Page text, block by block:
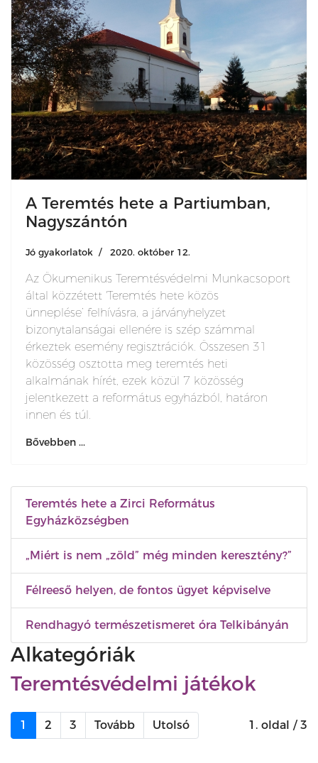
A Teremtés hete a Partiumban,
Nagyszántón
Jó gyakorlatok 2020. október 12.
Az Ökumenikus Teremtésvédelmi Munkacsoport
által közzétett 'Teremtés hete közös
ünneplése’ felhívásra, a járványhelyzet
bizonytalanságai ellenére is szép számmal
érkeztek esemény regisztrációk. Összesen 31
közösség osztotta meg teremtés heti
alkalmának hírét, ezek közül 7 közösség
jelentkezett a református egyházból, határon
innen és túl.
Bővebben ...
Teremtés hete a Zirci Református
Egyházközségben
„Miért is nem „zöld” még minden keresztény?”
Félreeső helyen, de fontos ügyet képviselve
Rendhagyó természetismeret óra Telkibányán
Alkategóriák
Teremtésvédelmi játékok
1 2 3 Tovább Utolsó 1. oldal / 3